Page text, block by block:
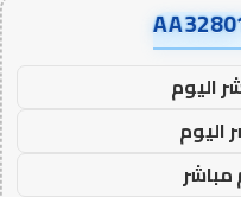
اليوم
اليوم
مباشر